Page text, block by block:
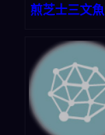
煎芝士三文魚